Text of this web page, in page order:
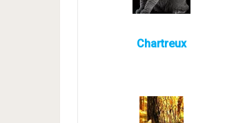
Chartreux